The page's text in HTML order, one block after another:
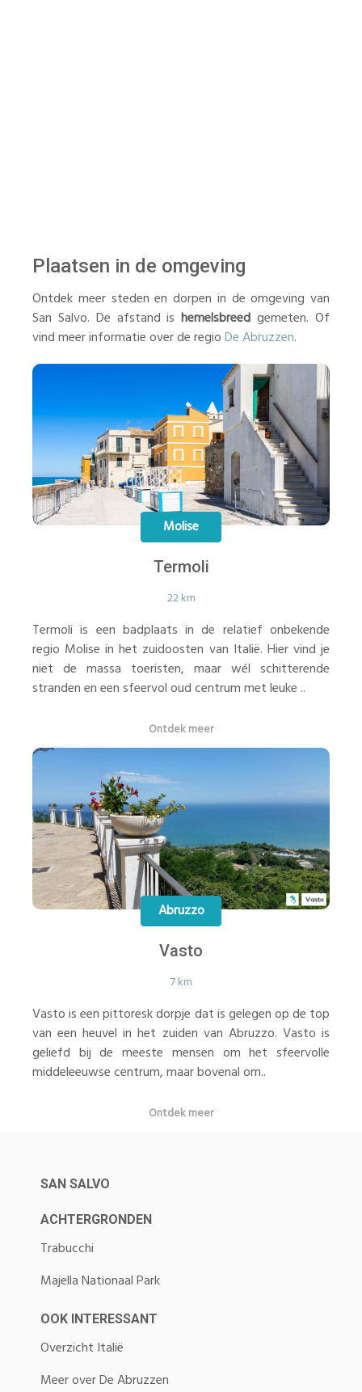
Plaatsen in de omgeving
Ontdek meer steden en dorpen in de omgeving van
San Salvo. De afstand ishemelsbreed gemeten. Of
vind meer informatie over de regioDe Abruzzen.
Molise
Termoli
22 km
Termoli is een badplaats in de relatief onbekende
regio Molise in het zuidoosten van Italië. Hier vind je
niet de massa toeristen, maar wél schitterende
stranden en een sfeervol oud centrum met leuke ..
Ontdek meer
Abruzzo
Vasto
7 km
Vasto is een pittoresk dorpje dat is gelegen op de top
van een heuvel in het zuiden van Abruzzo. Vasto is
geliefd bij de meeste mensen om het sfeervolle
middeleeuwse centrum, maar bovenal om..
Ontdek meer
SAN SALVO
ACHTERGRONDEN
Trabucchi
Majella Nationaal Park
OOK INTERESSANT
Overzicht Italië
Meer over De Abruzzen